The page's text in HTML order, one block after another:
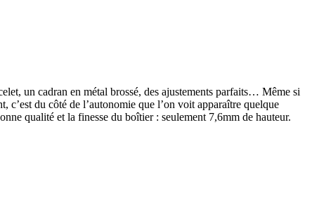
un cadran en métal brossé, des ajustements parfaits… Même si
du côté de l’autonomie que l’on voit apparaître quelque
qualité et la finesse du boîtier : seulement 7,6mm de hauteur.